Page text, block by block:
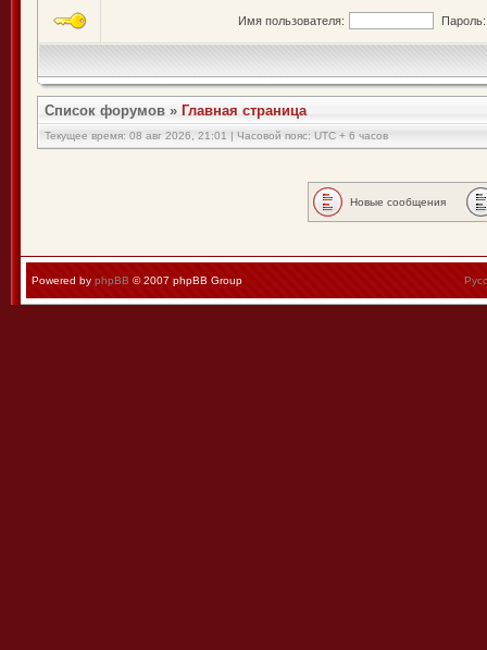
Имя пользователя: Пароль:
Список форумов » Главная страница
Текущее время: 08 авг 2026, 21:01 | Часовой пояс: UTC + 6 часов
Новые сообщения
Powered by phpBB © 2007 phpBB Group